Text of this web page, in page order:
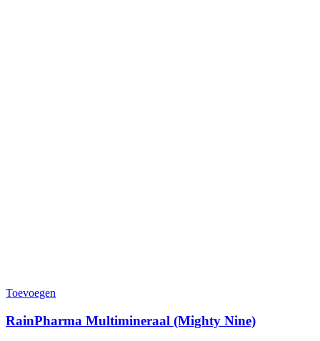
Toevoegen
RainPharma Multimineraal (Mighty Nine)